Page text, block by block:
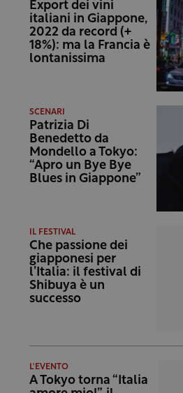
Export dei vini
italiani in Giappone,
2022 da record (+
18%): ma la Francia è
lontanissima
SCENARI
Patrizia Di
Benedetto da
Mondello a Tokyo:
“Apro un Bye Bye
Blues in Giappone”
IL FESTIVAL
Che passione dei
giapponesi per
l’Italia: il festival di
Shibuya è un
successo
L'EVENTO
A Tokyo torna “Italia